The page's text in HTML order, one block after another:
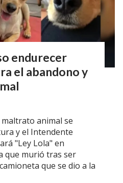
endurecer
el abandono y
animal se
y el Intendente
"Ley Lola" en
que murió tras ser
que se dio a la